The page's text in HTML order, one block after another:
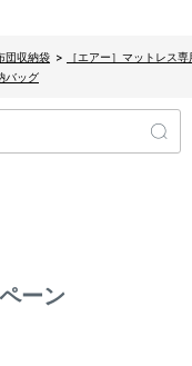
団収納袋 >
［エアー］マットレス
バッグ
ーン